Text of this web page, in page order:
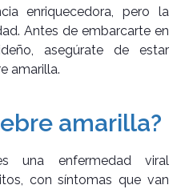
enriquecedora, pero la
Antes de embarcarte en
asegúrate de estar
amarilla.
amarilla?
una enfermedad viral
con síntomas que van